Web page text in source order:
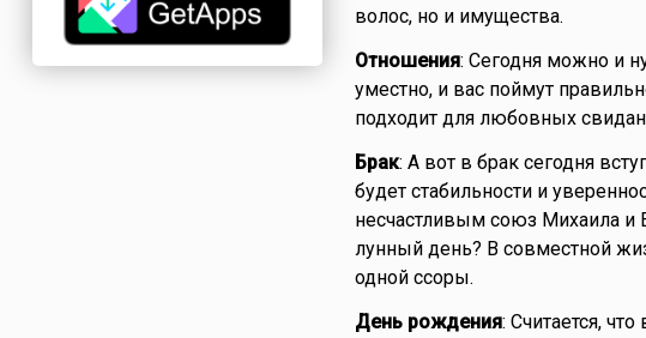
волос, но и имущества.
Отношения: Сегодня можно и
уместно, и вас поймут
подходит для любовных
Брак: А вот в брак сегодня
будет стабильности и
несчастливым союз Михаила и
лунный день? В совместной
одной ссоры.
День рождения: Считается,